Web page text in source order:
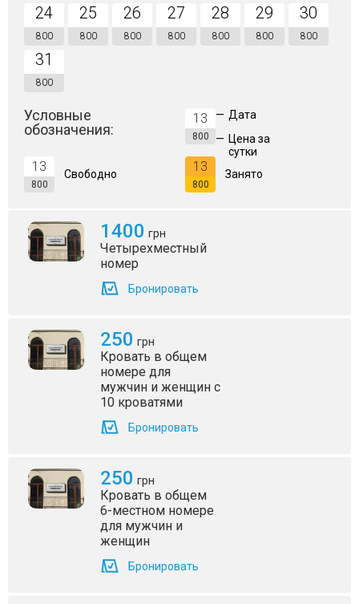
24
800
25
800
26
800
27
800
28
800
29
800
30
800
31
800
Условные
обозначения:
13
800
— Дата
— Цена за
сутки
13
800
Свободно
13
800
Занято
1400 грн
Четырехместный
номер
Бронировать
250 грн
Кровать в общем
номере для
мужчин и женщин с
10 кроватями
Бронировать
250 грн
Кровать в общем
6-местном номере
для мужчин и
женщин
Бронировать